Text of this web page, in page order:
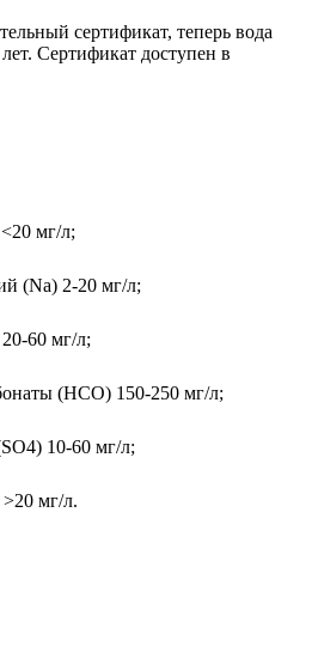
сертификат, теперь вода
Сертификат доступен в
мг/л;
(Na) 2-20 мг/л;
60 мг/л;
(HCO) 150-250 мг/л;
10-60 мг/л;
мг/л.